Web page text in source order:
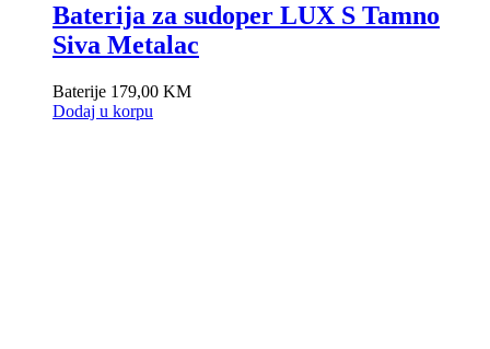
Baterija za sudoper LUX S Tamno
Siva Metalac
Baterije 179,00 KM
Dodaj u korpu